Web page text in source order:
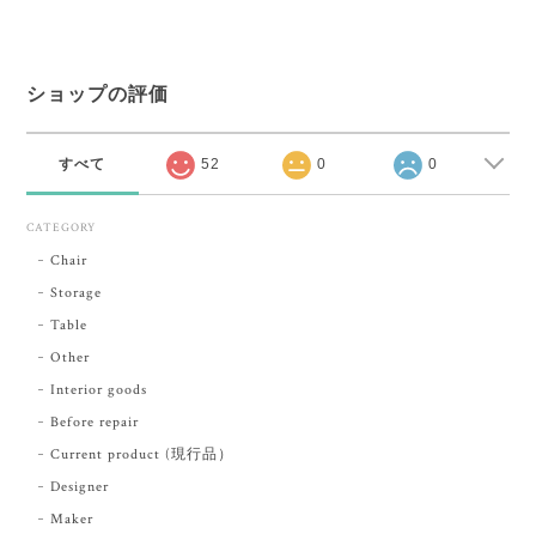
ショップの評価
すべて 52 0 0
CATEGORY
Chair
Storage
Table
Other
Interior goods
Before repair
Current product (現行品）
Designer
Maker